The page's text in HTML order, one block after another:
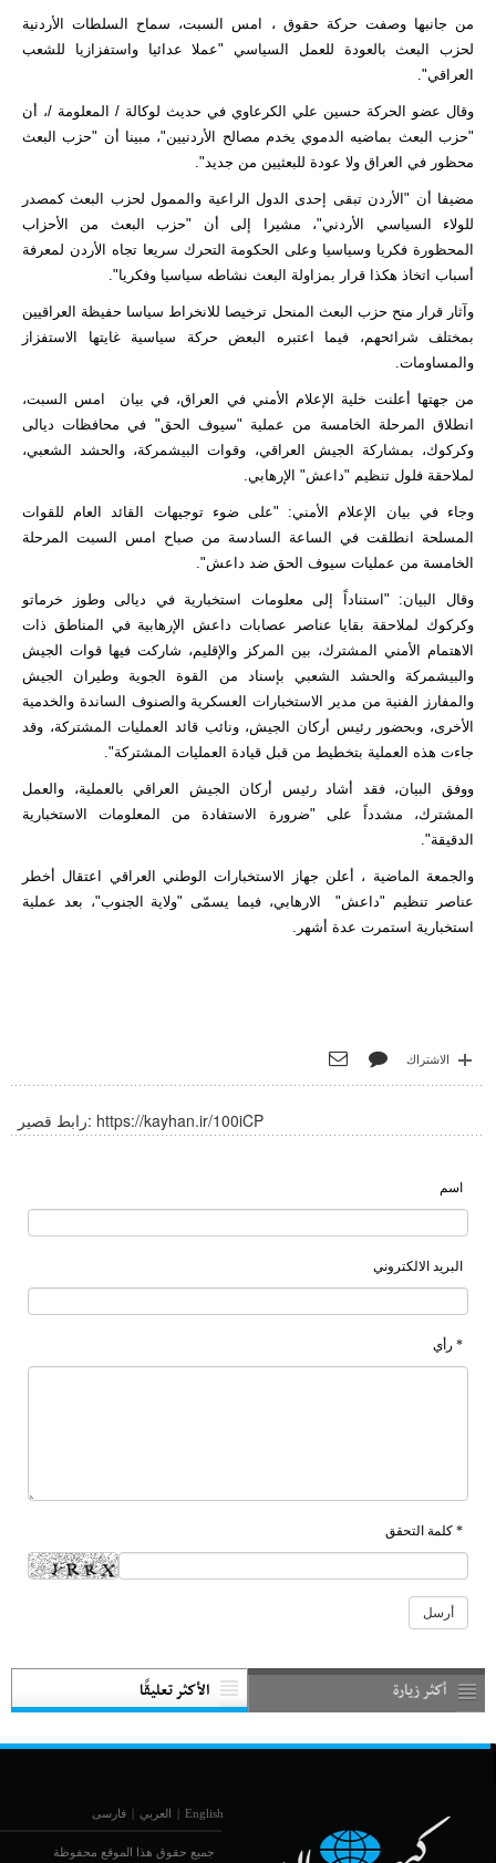
من جانبها وصفت حركة حقوق ، امس السبت، سماح السلطات الأردنية
لحزب البعث بالعودة للعمل السياسي "عملا عدائيا واستفزازيا للشعب
العراقي".
وقال عضو الحركة حسين علي الكرعاوي في حديث لوكالة / المعلومة /، أن
"حزب البعث بماضيه الدموي يخدم مصالح الأردنيين"، مبينا أن "حزب البعث
محظور في العراق ولا عودة للبعثيين من جديد".
مضيفا أن "الأردن تبقى إحدى الدول الراعية والممول لحزب البعث كمصدر
للولاء السياسي الأردني"، مشيرا إلى أن "حزب البعث من الأحزاب
المحظورة فكريا وسياسيا وعلى الحكومة التحرك سريعا تجاه الأردن لمعرفة
أسباب اتخاذ هكذا قرار بمزاولة البعث نشاطه سياسيا وفكريا".
وآثار قرار منح حزب البعث المنحل ترخيصا للانخراط سياسا حفيظة العراقيين
بمختلف شرائحهم، فيما اعتبره البعض حركة سياسية غايتها الاستفزاز
والمساومات.
من جهتها أعلنت خلية الإعلام الأمني في العراق، في بيان امس السبت،
انطلاق المرحلة الخامسة من عملية "سيوف الحق" في محافظات ديالى
وكركوك، بمشاركة الجيش العراقي، وقوات البيشمركة، والحشد الشعبي،
لملاحقة فلول تنظيم "داعش" الإرهابي.
وجاء في بيان الإعلام الأمني: "على ضوء توجيهات القائد العام للقوات
المسلحة انطلقت في الساعة السادسة من صباح امس السبت المرحلة
الخامسة من عمليات سيوف الحق ضد داعش".
وقال البيان: "استناداً إلى معلومات استخبارية في ديالى وطوز خرماتو
وكركوك لملاحقة بقايا عناصر عصابات داعش الإرهابية في المناطق ذات
الاهتمام الأمني المشترك، بين المركز والإقليم، شاركت فيها قوات الجيش
والبيشمركة والحشد الشعبي بإسناد من القوة الجوية وطيران الجيش
والمفارز الفنية من مدير الاستخبارات العسكرية والصنوف الساندة والخدمية
الأخرى، وبحضور رئيس أركان الجيش، ونائب قائد العمليات المشتركة، وقد
جاءت هذه العملية بتخطيط من قبل قيادة العمليات المشتركة".
ووفق البيان، فقد أشاد رئيس أركان الجيش العراقي بالعملية، والعمل
المشترك، مشدداً على "ضرورة الاستفادة من المعلومات الاستخبارية
الدقيقة".
والجمعة الماضية ، أعلن جهاز الاستخبارات الوطني العراقي اعتقال أخطر
عناصر تنظيم "داعش" الارهابي، فيما يسمّى "ولاية الجنوب"، بعد عملية
استخبارية استمرت عدة أشهر.
الاشتراك
رابط قصير: https://kayhan.ir/100iCP
اسم
البريد الالكتروني
* رأي
* كلمة التحقق
أكثر زيارة الأكثر تعليقًا
English
| العربي | فارسی
جميع حقوق هذا الموقع محفوظة